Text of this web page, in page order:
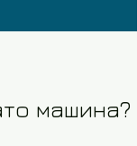
машина?